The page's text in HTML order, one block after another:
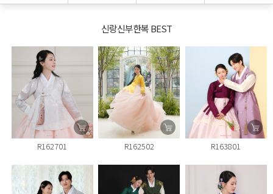
신랑신부한복 BEST
R162502 R163801 R162501